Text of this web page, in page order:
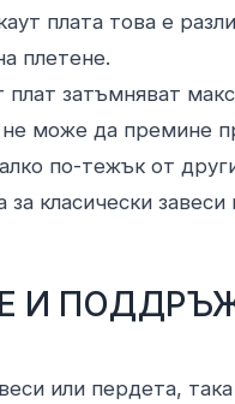
плата това е
плетене.
плат затъмняват
не може да премине
по-тежък от
класически
И
или пердета,